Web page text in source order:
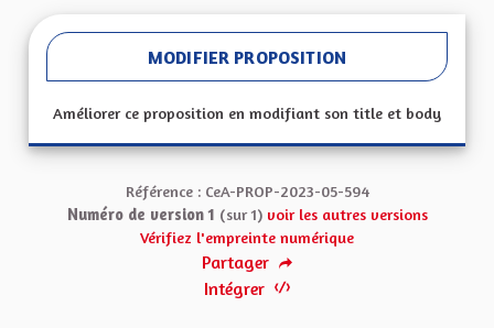
MODIFIER PROPOSITION
Améliorer ce proposition en modifiant son title et body
Référence : CeA-PROP-2023-05-594
Numéro de version 1 (sur 1) voir les autres versions
Vérifiez l'empreinte numérique
Partager
Intégrer